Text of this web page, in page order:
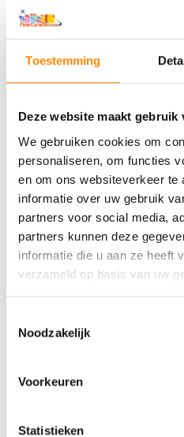
Toestemming
Deze website maakt gebruik
We gebruiken cookies om
personaliseren, om functies
en om ons websiteverkeer te
informatie over uw gebruik
partners voor social media,
partners kunnen deze
informatie die u aan ze heeft
verzameld op basis van uw
Noodzakelijk
Voorkeuren
Statistieken
wordt. Heb jij de excursie ook
een review wilt achterlaten.
mag uiteraard, maar geef dan
verbeteren. Weet je geen
4.8/5
sterren
In
Jacko
27 augustus 2025 at
Hele leuke
zien tijdens het
was lekker, en we